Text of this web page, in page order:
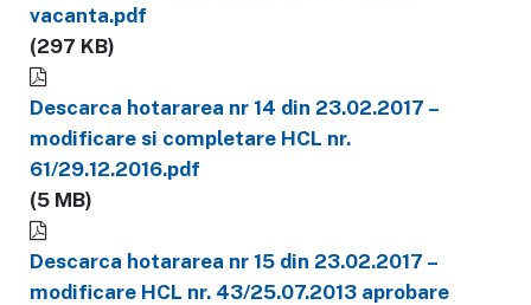
vacanta.pdf
(297 KB)
Descarca hotararea nr 14 din 23.02.2017 –
modificare si completare HCL nr.
61/29.12.2016.pdf
(5 MB)
Descarca hotararea nr 15 din 23.02.2017 –
modificare HCL nr. 43/25.07.2013 aprobare